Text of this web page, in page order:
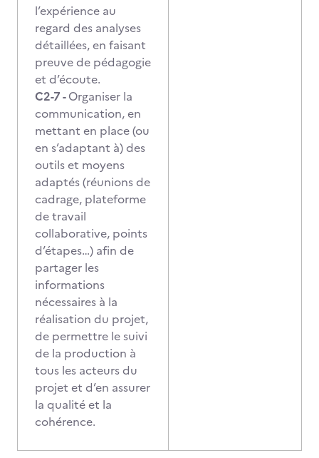
l’expérience au
regard des analyses
détaillées, en faisant
preuve de pédagogie
et d’écoute.
C2-7 -Organiser la
communication, en
mettant en place (ou
en s’adaptant à) des
outils et moyens
adaptés (réunions de
cadrage, plateforme
de travail
collaborative, points
d’étapes…) afin de
partager les
informations
nécessaires à la
réalisation du projet,
de permettre le suivi
de la production à
tous les acteurs du
projet et d’en assurer
la qualité et la
cohérence.